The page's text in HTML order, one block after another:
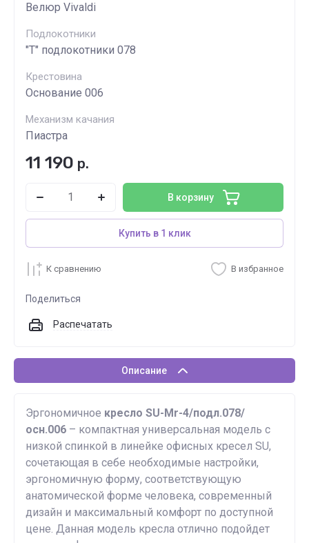
Велюр Vivaldi
Подлокотники
"Т" подлокотники 078
Крестовина
Основание 006
Механизм качания
Пиастра
11 190 р.
В корзину
Купить в 1 клик
К сравнению В избранное
Поделиться
Распечатать
Описание
Эргономичное кресло SU-Mr-4/подл.078/
осн.006 – компактная универсальная модель с
низкой спинкой в линейке офисных кресел SU,
сочетающая в себе необходимые настройки,
эргономичную форму, соответствующую
анатомической форме человека, современный
дизайн и максимальный комфорт по доступной
цене. Данная модель кресла отлично подойдет